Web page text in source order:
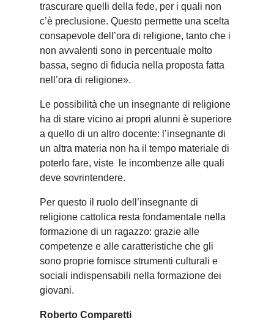
trascurare quelli della fede, per i quali non
c’è preclusione. Questo permette una scelta
consapevole dell’ora di religione, tanto che i
non avvalenti sono in percentuale molto
bassa, segno di fiducia nella proposta fatta
nell’ora di religione».
Le possibilità che un insegnante di religione
ha di stare vicino ai propri alunni è superiore
a quello di un altro docente: l’insegnante di
un altra materia non ha il tempo materiale di
poterlo fare, viste
le incombenze alle quali
deve sovrintendere.
Per questo il ruolo dell’insegnante di
religione cattolica resta fondamentale nella
formazione di un ragazzo: grazie alle
competenze e alle caratteristiche che gli
sono proprie fornisce strumenti culturali e
sociali indispensabili nella formazione dei
giovani.
Roberto Comparetti